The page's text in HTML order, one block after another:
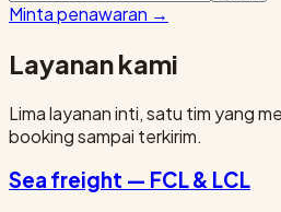
Minta penawaran →
Layanan kami
Lima layanan inti, satu tim yang
booking sampai terkirim.
Sea freight — FCL & LCL